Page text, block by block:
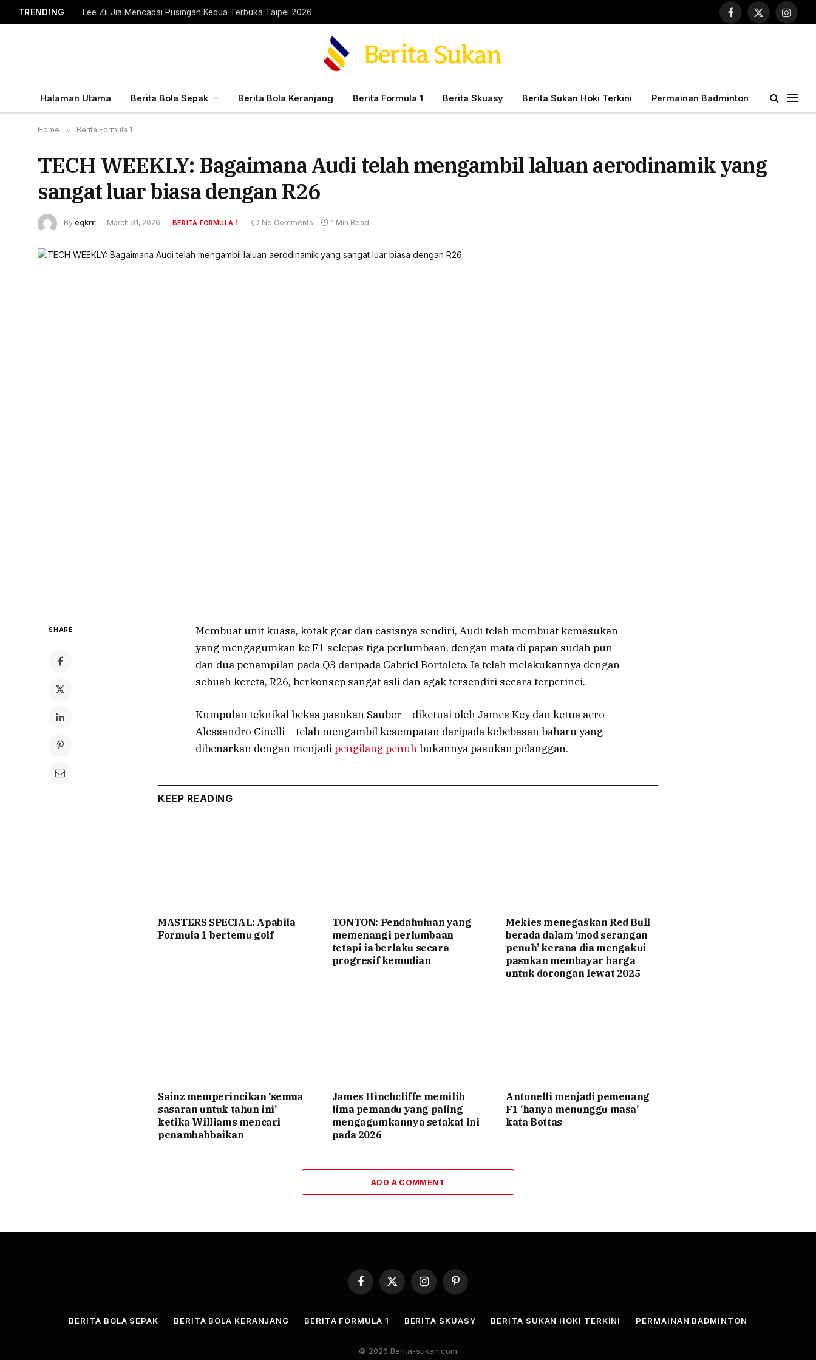
TRENDING Lee Zii Jia Mencapai Pusingan Kedua Terbuka Taipei 2026
Facebook
X
Halaman Utama Berita Bola Sepak Berita Bola Keranjang Berita Formula 1 Berita Skuasy Berita Sukan Hoki Terkini Permainan Badminton
Home » Berita Formula 1
TECH WEEKLY: Bagaimana Audi telah mengambil laluan aerodinamik yang
sangat luar biasa dengan R26
By eqkrr March 31, 2026 BERITA FORMULA 1 No Comments 1 Min Read
SHARE
Membuat unit kuasa, kotak gear dan casisnya sendiri, Audi telah membuat kemasukan
yang mengagumkan ke F1 selepas tiga perlumbaan, dengan mata di papan sudah pun
dan dua penampilan pada Q3 daripada Gabriel Bortoleto. Ia telah melakukannya dengan
sebuah kereta, R26, berkonsep sangat asli dan agak tersendiri secara terperinci.
Kumpulan teknikal bekas pasukan Sauber – diketuai oleh James Key dan ketua aero
Alessandro Cinelli – telah mengambil kesempatan daripada kebebasan baharu yang
dibenarkan dengan menjadipengilang penuhbukannya pasukan pelanggan.
KEEP READING
MASTERS SPECIAL: Apabila
Formula 1 bertemu golf
TONTON: Pendahuluan yang
memenangi perlumbaan
tetapi ia berlaku secara
progresif kemudian
Mekies menegaskan Red Bull
berada dalam ‘mod serangan
penuh’ kerana dia mengakui
pasukan membayar harga
untuk dorongan lewat 2025
Sainz memperincikan ‘semua
sasaran untuk tahun ini’
ketika Williams mencari
penambahbaikan
James Hinchcliffe memilih
lima pemandu yang paling
mengagumkannya setakat ini
pada 2026
Antonelli menjadi pemenang
F1 ‘hanya menunggu masa’
kata Bottas
ADD A COMMENT
Facebook
X
InstagramPinterest
BERITA BOLA SEPAK BERITA BOLA KERANJANG BERITA FORMULA 1 BERITA SKUASY BERITA SUKAN HOKI TERKINI PERMAINAN BADMINTON
© 2026 Berita-sukan.com